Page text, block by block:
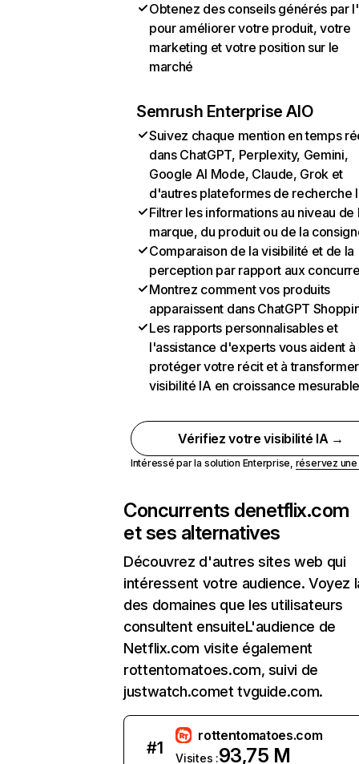
Obtenez des conseils générés par
pour améliorer votre produit, votre
marketing et votre position sur le
marché
Semrush Enterprise AIO
Suivez chaque mention en temps
dans ChatGPT, Perplexity, Gemini,
Google AI Mode, Claude, Grok et
d'autres plateformes de recherche
Filtrer les informations au niveau de
marque, du produit ou de la
Comparaison de la visibilité et de la
perception par rapport aux
Montrez comment vos produits
apparaissent dans ChatGPT
Les rapports personnalisables et
l'assistance d'experts vous aident à
protéger votre récit et à
visibilité IA en croissance
Vérifiez votre visibilité IA →
Intéressé par la solution Enterprise, réservez
Concurrents denetflix.com
et ses alternatives
Découvrez d'autres sites web qui
intéressent votre audience. Voyez
des domaines que les utilisateurs
consultent ensuiteL'audience de
Netflix.com visite également
rottentomatoes.com, suivi de
justwatch.comet tvguide.com.
#1
rottentomatoes.com
Visites :93,75 M